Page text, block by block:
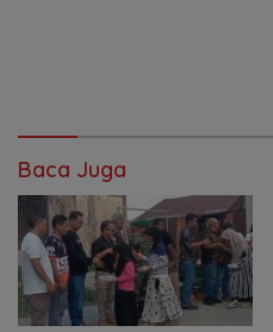
Baca Juga